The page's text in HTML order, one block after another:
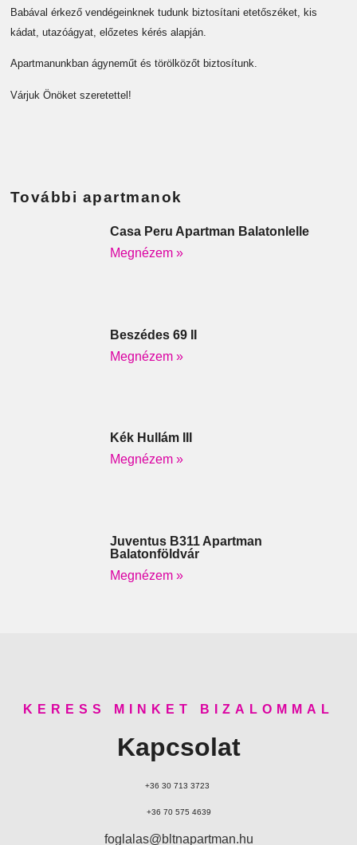
Babával érkező vendégeinknek tudunk biztosítani etetőszéket, kis
kádat, utazóágyat, előzetes kérés alapján.
Apartmanunkban ágyneműt és törölközőt biztosítunk.
Várjuk Önöket szeretettel!
További apartmanok
Casa Peru Apartman Balatonlelle
Megnézem »
Beszédes 69 II
Megnézem »
Kék Hullám III
Megnézem »
Juventus B311 Apartman
Balatonföldvár
Megnézem »
KERESS MINKET BIZALOMMAL
Kapcsolat
+36 30 713 3723
+36 70 575 4639
foglalas@bltnapartman.hu